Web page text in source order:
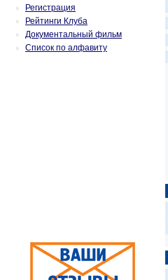
Регистрация
Рейтинги Клуба
Документальный фильм
Список по алфавиту